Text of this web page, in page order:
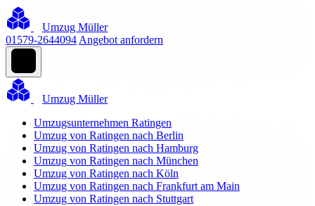
Umzug Müller
01579-2644094 Angebot anfordern
Umzug Müller
Umzugsunternehmen Ratingen
Umzug von Ratingen nach Berlin
Umzug von Ratingen nach Hamburg
Umzug von Ratingen nach München
Umzug von Ratingen nach Köln
Umzug von Ratingen nach Frankfurt am Main
Umzug von Ratingen nach Stuttgart